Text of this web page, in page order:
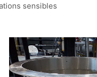
sensibles